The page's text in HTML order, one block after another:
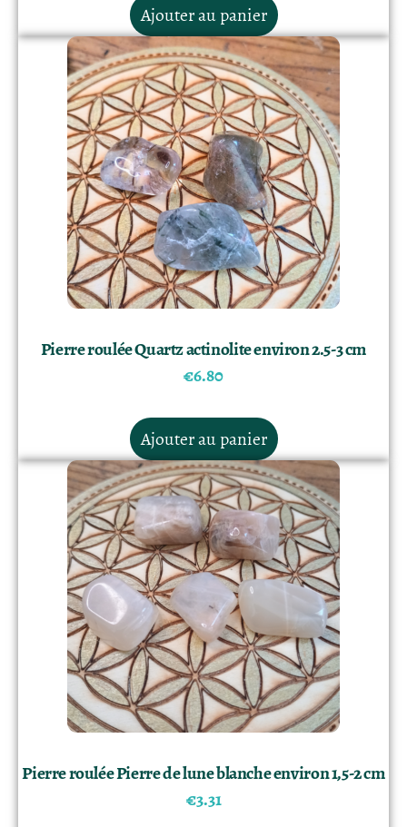
Ajouter au panier
Pierre roulée Quartz actinolite environ 2.5-3 cm
€6.80
Ajouter au panier
Pierre roulée Pierre de lune blanche environ 1,5-2 cm
€3.31